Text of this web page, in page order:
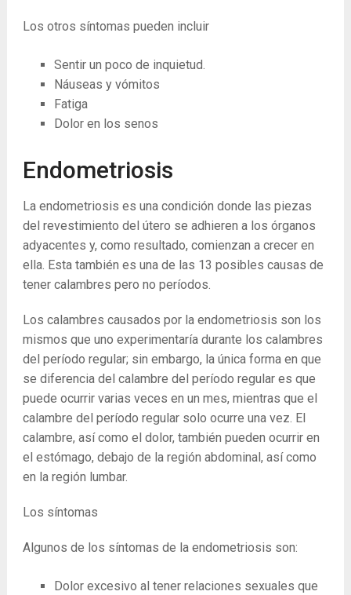
Los otros síntomas pueden incluir
Sentir un poco de inquietud.
Náuseas y vómitos
Fatiga
Dolor en los senos
Endometriosis
La endometriosis es una condición donde las piezas
del revestimiento del útero se adhieren a los órganos
adyacentes y, como resultado, comienzan a crecer en
ella. Esta también es una de las 13 posibles causas de
tener calambres pero no períodos.
Los calambres causados ​​por la endometriosis son los
mismos que uno experimentaría durante los calambres
del período regular; sin embargo, la única forma en que
se diferencia del calambre del período regular es que
puede ocurrir varias veces en un mes, mientras que el
calambre del período regular solo ocurre una vez. El
calambre, así como el dolor, también pueden ocurrir en
el estómago, debajo de la región abdominal, así como
en la región lumbar.
Los síntomas
Algunos de los síntomas de la endometriosis son:
Dolor excesivo al tener relaciones sexuales que